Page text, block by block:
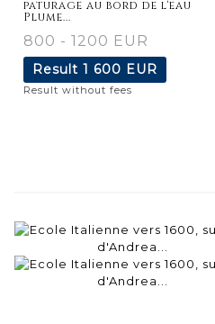
paturage au bord de l'eau
Plume...
800 - 1200 EUR
Result 1 600 EUR
Result without fees